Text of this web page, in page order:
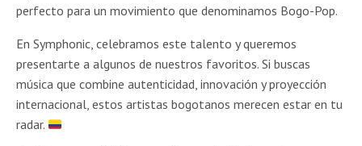
perfecto para un movimiento que denominamos Bogo-Pop.
En Symphonic, celebramos este talento y queremos
presentarte a algunos de nuestros favoritos. Si buscas
música que combine autenticidad, innovación y proyección
internacional, estos artistas bogotanos merecen estar en tu
radar.